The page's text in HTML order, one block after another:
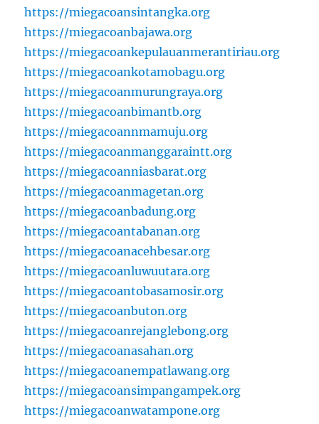
https://miegacoansintangka.org
https://miegacoanbajawa.org
https://miegacoankepulauanmerantiriau.org
https://miegacoankotamobagu.org
https://miegacoanmurungraya.org
https://miegacoanbimantb.org
https://miegacoannmamuju.org
https://miegacoanmanggaraintt.org
https://miegacoanniasbarat.org
https://miegacoanmagetan.org
https://miegacoanbadung.org
https://miegacoantabanan.org
https://miegacoanacehbesar.org
https://miegacoanluwuutara.org
https://miegacoantobasamosir.org
https://miegacoanbuton.org
https://miegacoanrejanglebong.org
https://miegacoanasahan.org
https://miegacoanempatlawang.org
https://miegacoansimpangampek.org
https://miegacoanwatampone.org